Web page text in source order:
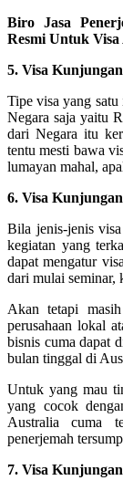
Biro Jasa
Resmi Untuk Visa
5. Visa
Tipe visa yang
Negara saja yaitu
dari Negara itu
tentu mesti bawa
lumayan mahal,
6. Visa
Bila jenis-jenis
kegiatan yang
dapat mengatur
dari mulai seminar,
Akan tetapi
perusahaan lokal
bisnis cuma dapat
bulan tinggal di
Untuk yang mau
yang cocok
Australia cuma
penerjemah
7. Visa